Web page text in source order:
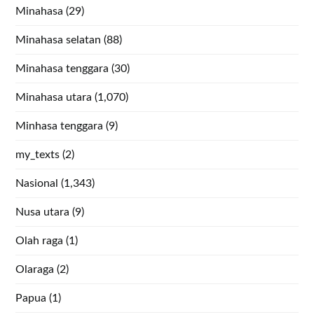
Minahasa (29)
Minahasa selatan (88)
Minahasa tenggara (30)
Minahasa utara (1,070)
Minhasa tenggara (9)
my_texts (2)
Nasional (1,343)
Nusa utara (9)
Olah raga (1)
Olaraga (2)
Papua (1)